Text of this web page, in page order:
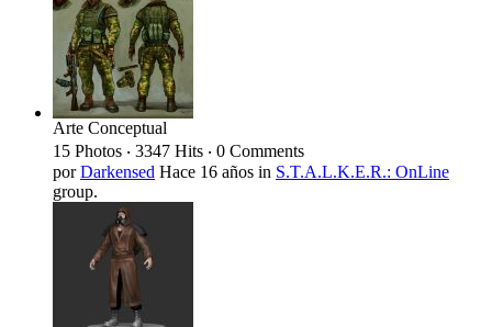
Arte Conceptual
15 Photos ‧ 3347 Hits ‧ 0 Comments
porDarkensed Hace 16 años in S.T.A.L.K.E.R.: OnLine
group.